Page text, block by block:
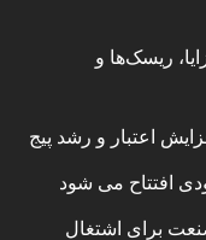
ریسک‌ها و
اعتبار و رشد پیج
افتتاح می شود
برای اشتغال